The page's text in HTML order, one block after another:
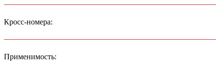
Кросс-номера:
Применимость: